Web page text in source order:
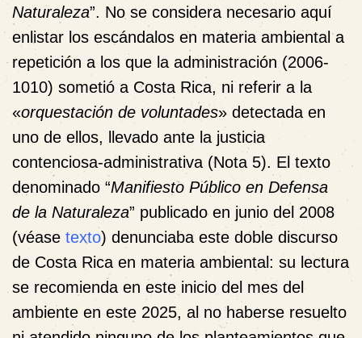
Naturaleza”. No se considera necesario aquí
enlistar los escándalos en materia ambiental a
repetición a los que la administración (2006-
1010) sometió a Costa Rica, ni referir a la
«orquestación de voluntades» detectada en
uno de ellos, llevado ante la justicia
contenciosa-administrativa (Nota 5). El texto
denominado “Manifiesto Público en Defensa
de la Naturaleza” publicado en junio del 2008
(véase texto) denunciaba este doble discurso
de Costa Rica en materia ambiental: su lectura
se recomienda en este inicio del mes del
ambiente en este 2025, al no haberse resuelto